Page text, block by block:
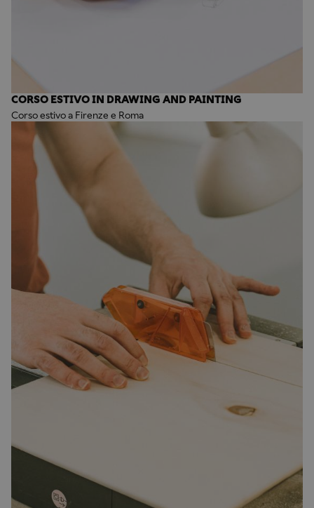
CORSO ESTIVO IN DRAWING AND PAINTING
Corso estivo a Firenze e Roma